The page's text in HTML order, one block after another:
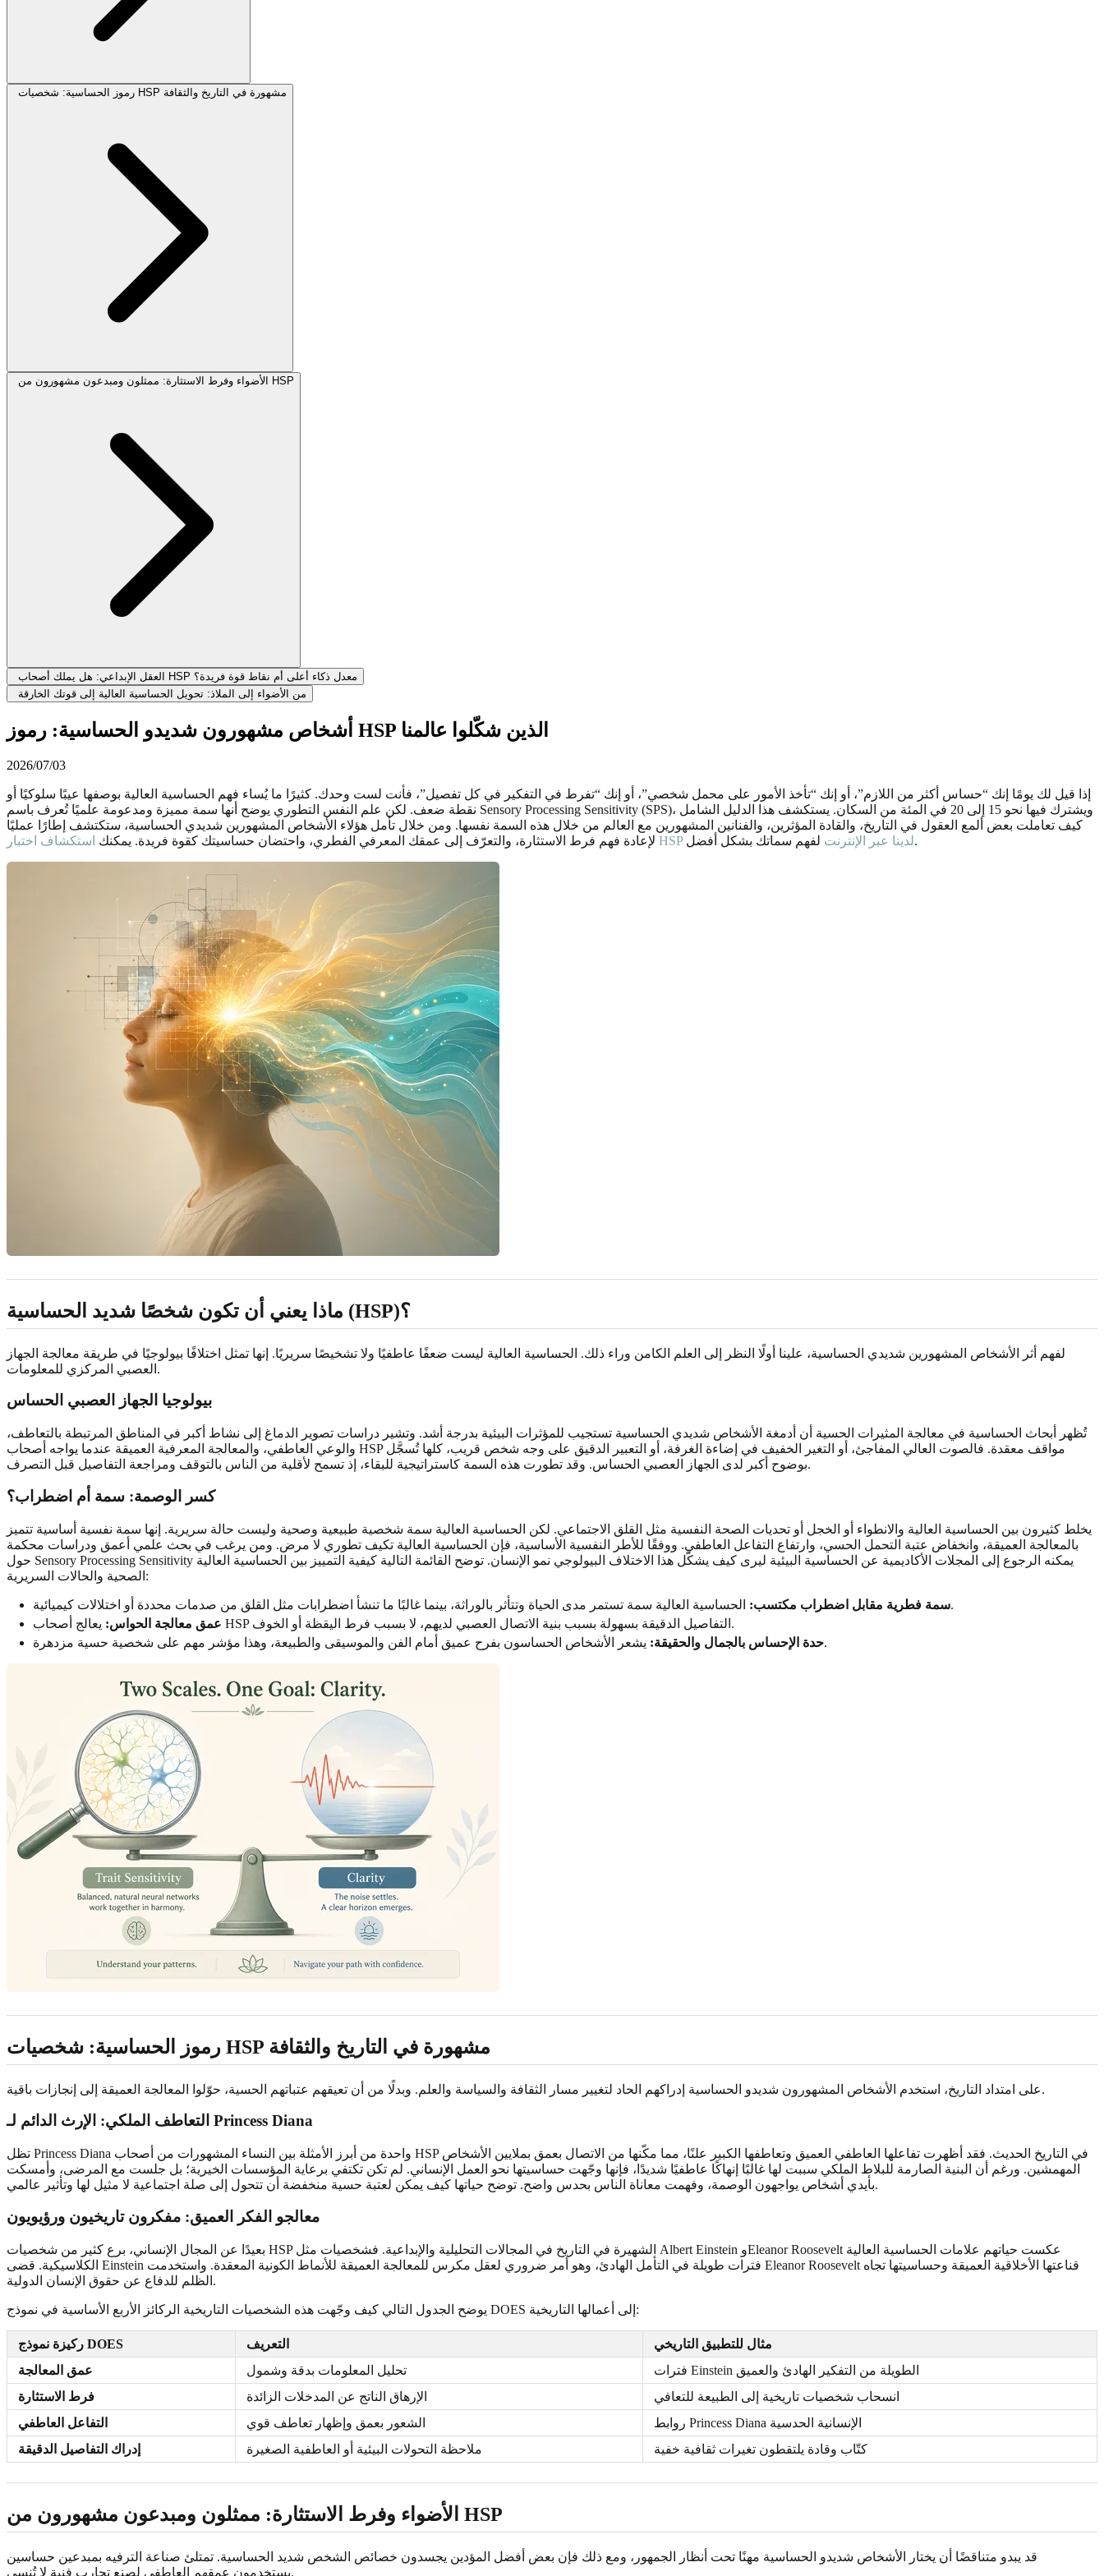
رموز الحساسية: شخصيات HSP مشهورة في التاريخ والثقافة
الأضواء وفرط الاستثارة: ممثلون ومبدعون مشهورون من HSP
العقل الإبداعي: هل يملك أصحاب HSP معدل ذكاء أعلى أم نقاط قوة فريدة؟
من الأضواء إلى الملاذ: تحويل الحساسية العالية إلى قوتك الخارقة
أشخاص مشهورون شديدو الحساسية: رموز HSP الذين شكّلوا عالمنا
2026/07/03
إذا قيل لك يومًا إنك “حساس أكثر من اللازم”، أو إنك “تأخذ الأمور على محمل شخصي”، أو إنك “تفرط في التفكير في كل تفصيل”، فأنت لست وحدك. كثيرًا ما يُساء فهم الحساسية العالية بوصفها عيبًا سلوكيًا أو
نقطة ضعف. لكن علم النفس التطوري يوضح أنها سمة مميزة ومدعومة علميًا تُعرف باسم Sensory Processing Sensitivity (SPS)، ويشترك فيها نحو 15 إلى 20 في المئة من السكان. يستكشف هذا الدليل الشامل
كيف تعاملت بعض ألمع العقول في التاريخ، والقادة المؤثرين، والفنانين المشهورين مع العالم من خلال هذه السمة نفسها. ومن خلال تأمل هؤلاء الأشخاص المشهورين شديدي الحساسية، ستكتشف إطارًا عمليًا
لإعادة فهم فرط الاستثارة، والتعرّف إلى عمقك المعرفي الفطري، واحتضان حساسيتك كقوة فريدة. يمكنك
استكشاف اختبار HSP لدينا عبر الإنترنتلفهم سماتك بشكل أفضل.
ماذا يعني أن تكون شخصًا شديد الحساسية (HSP)؟
لفهم أثر الأشخاص المشهورين شديدي الحساسية، علينا أولًا النظر إلى العلم الكامن وراء ذلك. الحساسية العالية ليست ضعفًا عاطفيًا ولا تشخيصًا سريريًا. إنها تمثل اختلافًا بيولوجيًا في طريقة معالجة الجهاز
العصبي المركزي للمعلومات.
بيولوجيا الجهاز العصبي الحساس
تُظهر أبحاث الحساسية في معالجة المثيرات الحسية أن أدمغة الأشخاص شديدي الحساسية تستجيب للمؤثرات البيئية بدرجة أشد. وتشير دراسات تصوير الدماغ إلى نشاط أكبر في المناطق المرتبطة بالتعاطف،
والوعي العاطفي، والمعالجة المعرفية العميقة عندما يواجه أصحاب HSP مواقف معقدة. فالصوت العالي المفاجئ، أو التغير الخفيف في إضاءة الغرفة، أو التعبير الدقيق على وجه شخص قريب، كلها تُسجَّل
بوضوح أكبر لدى الجهاز العصبي الحساس. وقد تطورت هذه السمة كاستراتيجية للبقاء، إذ تسمح لأقلية من الناس بالتوقف ومراجعة التفاصيل قبل التصرف.
كسر الوصمة: سمة أم اضطراب؟
يخلط كثيرون بين الحساسية العالية والانطواء أو الخجل أو تحديات الصحة النفسية مثل القلق الاجتماعي. لكن الحساسية العالية سمة شخصية طبيعية وصحية وليست حالة سريرية. إنها سمة نفسية أساسية تتميز
بالمعالجة العميقة، وانخفاض عتبة التحمل الحسي، وارتفاع التفاعل العاطفي. ووفقًا للأطر النفسية الأساسية، فإن الحساسية العالية تكيف تطوري لا مرض. ومن يرغب في بحث علمي أعمق ودراسات محكمة
حول Sensory Processing Sensitivity يمكنه الرجوع إلى المجلات الأكاديمية عن الحساسية البيئية ليرى كيف يشكّل هذا الاختلاف البيولوجي نمو الإنسان. توضح القائمة التالية كيفية التمييز بين الحساسية العالية
الصحية والحالات السريرية:
سمة فطرية مقابل اضطراب مكتسب:الحساسية العالية سمة تستمر مدى الحياة وتتأثر بالوراثة، بينما غالبًا ما تنشأ اضطرابات مثل القلق من صدمات محددة أو اختلالات كيميائية.
عمق معالجة الحواس:
يعالج أصحاب HSP التفاصيل الدقيقة بسهولة بسبب بنية الاتصال العصبي لديهم، لا بسبب فرط اليقظة أو الخوف.
حدة الإحساس بالجمال والحقيقة:يشعر الأشخاص الحساسون بفرح عميق أمام الفن والموسيقى والطبيعة، وهذا مؤشر مهم على شخصية حسية مزدهرة.
رموز الحساسية: شخصيات HSP مشهورة في التاريخ والثقافة
على امتداد التاريخ، استخدم الأشخاص المشهورون شديدو الحساسية إدراكهم الحاد لتغيير مسار الثقافة والسياسة والعلم. وبدلًا من أن تعيقهم عتباتهم الحسية، حوّلوا المعالجة العميقة إلى إنجازات باقية.
التعاطف الملكي: الإرث الدائم لـ Princess Diana
تظل Princess Diana واحدة من أبرز الأمثلة بين النساء المشهورات من أصحاب HSP في التاريخ الحديث. فقد أظهرت تفاعلها العاطفي العميق وتعاطفها الكبير علنًا، مما مكّنها من الاتصال بعمق بملايين الأشخاص
المهمشين. ورغم أن البنية الصارمة للبلاط الملكي سببت لها غالبًا إنهاكًا عاطفيًا شديدًا، فإنها وجّهت حساسيتها نحو العمل الإنساني. لم تكن تكتفي برعاية المؤسسات الخيرية؛ بل جلست مع المرضى، وأمسكت
بأيدي أشخاص يواجهون الوصمة، وفهمت معاناة الناس بحدس واضح. توضح حياتها كيف يمكن لعتبة حسية منخفضة أن تتحول إلى صلة اجتماعية لا مثيل لها وتأثير عالمي.
معالجو الفكر العميق: مفكرون تاريخيون ورؤيويون
بعيدًا عن المجال الإنساني، برع كثير من شخصيات HSP الشهيرة في التاريخ في المجالات التحليلية والإبداعية. فشخصيات مثل Albert Einstein وEleanor Roosevelt عكست حياتهم علامات الحساسية العالية
الكلاسيكية. قضى Einstein فترات طويلة في التأمل الهادئ، وهو أمر ضروري لعقل مكرس للمعالجة العميقة للأنماط الكونية المعقدة. واستخدمت Eleanor Roosevelt قناعتها الأخلاقية العميقة وحساسيتها تجاه
الظلم للدفاع عن حقوق الإنسان الدولية.
يوضح الجدول التالي كيف وجّهت هذه الشخصيات التاريخية الركائز الأربع الأساسية في نموذج DOES إلى أعمالها التاريخية:
ركيزة نموذج DOES التعريف
مثال للتطبيق التاريخي
عمق المعالجة
تحليل المعلومات بدقة وشمول
فترات Einstein الطويلة من التفكير الهادئ والعميق
فرط الاستثارة
الإرهاق الناتج عن المدخلات الزائدة
انسحاب شخصيات تاريخية إلى الطبيعة للتعافي
التفاعل العاطفي
الشعور بعمق وإظهار تعاطف قوي
روابط Princess Diana الإنسانية الحدسية
إدراك التفاصيل الدقيقة
ملاحظة التحولات البيئية أو العاطفية الصغيرة كتّاب وقادة يلتقطون تغيرات ثقافية خفية
الأضواء وفرط الاستثارة: ممثلون ومبدعون مشهورون من HSP
قد يبدو متناقضًا أن يختار الأشخاص شديدو الحساسية مهنًا تحت أنظار الجمهور، ومع ذلك فإن بعض أفضل المؤدين يجسدون خصائص الشخص شديد الحساسية. تمتلئ صناعة الترفيه بمبدعين حساسين
يستخدمون عمقهم العاطفي لصنع تجارب فنية لا تُنسى.